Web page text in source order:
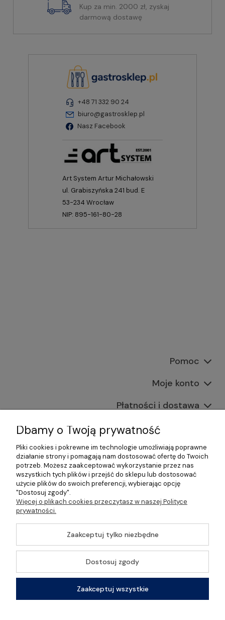
Kup za min. 2000 zł, zyskaj
darmową dostawę
+48 71 332 90 24
biuro@gastrosklep.pl
Nasz Facebook
Art System Artur Michałowski
ul. Grabiszyńska 241 bud. E
53-234 Wrocław
NIP: 895-161-80-28
Pomoc
Moje konto
Płatności i dostawa
Informacje
O nas
©2026 Wszelkie Prawa Zastrzeżone | Gastrosklep |
Wyposażenie gastronomii, restauracji oraz barów
Szablon Master byEcommercy
Pokaż pełną wersję strony
Sklep internetowy Shoper Premium
Dbamy o Twoją prywatność
Pliki cookies i pokrewne im technologie umożliwiają poprawne
działanie strony i pomagają nam dostosować ofertę do Twoich
potrzeb. Możesz zaakceptować wykorzystanie przez nas
wszystkich tych plików i przejść do sklepu lub dostosować
użycie plików do swoich preferencji, wybierając opcję
"Dostosuj zgody".
Więcej o plikach cookies przeczytasz w naszej Polityce
prywatności.
Zaakceptuj tylko niezbędne
Dostosuj zgody
Zaakceptuj wszystkie